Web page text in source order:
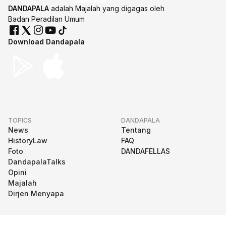
DANDAPALA adalah Majalah yang digagas oleh
Badan Peradilan Umum
Download Dandapala
TOPICS
News
HistoryLaw
Foto
DandapalaTalks
Opini
Majalah
Dirjen Menyapa
DANDAPALA
Tentang
FAQ
DANDAFELLAS